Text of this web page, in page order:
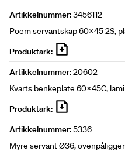
Artikkelnummer:3456112
Poem servantskap 60x45 2S,
Produktark:
Artikkelnummer:20602
Kvarts benkeplate 60x45C,
Produktark:
Artikkelnummer:5336
Myre servant Ø36,